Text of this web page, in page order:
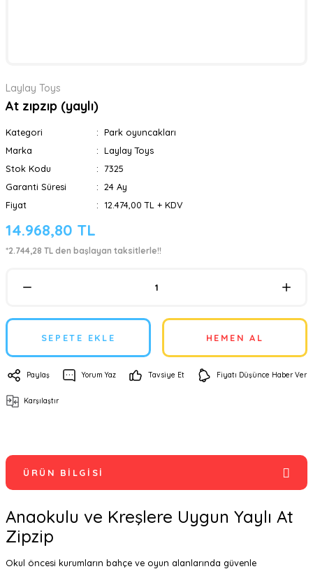
Laylay Toys
At zıpzıp (yaylı)
Kategori
Park oyuncakları
Marka
Laylay Toys
Stok Kodu
7325
Garanti Süresi
24 Ay
Fiyat
12.474,00 TL + KDV
14.968,80 TL
*2.744,28 TL den başlayan taksitlerle!!
SEPETE EKLE HEMEN AL
Paylaş Yorum Yaz Tavsiye Et Fiyatı Düşünce Haber Ver
Karşılaştır
ÜRÜN BILGISI
Anaokulu ve Kreşlere Uygun Yaylı At
Zipzip
Okul öncesi kurumların bahçe ve oyun alanlarında güvenle